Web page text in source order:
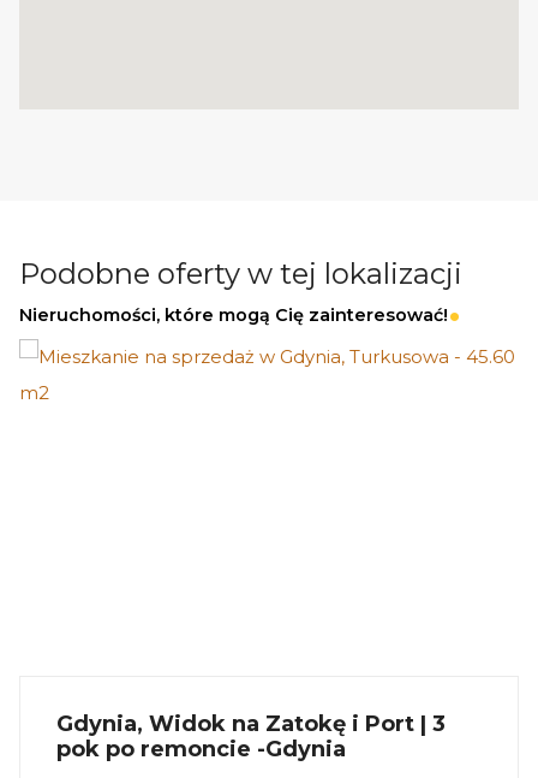
Podobne oferty w tej lokalizacji
Nieruchomości, które mogą Cię zainteresować!
Gdynia, Widok na Zatokę i Port | 3
pok po remoncie -Gdynia